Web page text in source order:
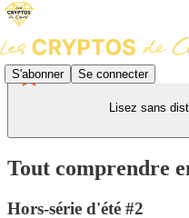
S'abonner Se connecter
Lisez sans
Tout comprendre
Hors-série d'été #2